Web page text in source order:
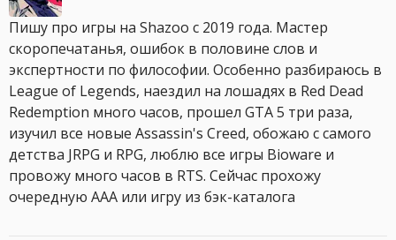
Пишу про игры на Shazoo с 2019 года. Мастер
скоропечатанья, ошибок в половине слов и
экспертности по философии. Особенно разбираюсь в
League of Legends, наездил на лошадях в Red Dead
Redemption много часов, прошел GTA 5 три раза,
изучил все новые Assassin's Creed, обожаю с самого
детства JRPG и RPG, люблю все игры Bioware и
провожу много часов в RTS. Сейчас прохожу
очередную AAA или игру из бэк-каталога